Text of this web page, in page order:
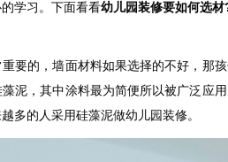
学习。下面看看幼儿园装修要如何选材
重要的，墙面材料如果选择的不好，那
泥，其中涂料最为简便所以被广泛应
多的人采用硅藻泥做幼儿园装修。